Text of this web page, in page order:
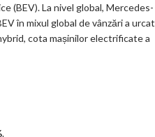
(BEV). La nivel global, Mercedes-
în mixul global de vânzări a urcat
cota mașinilor electrificate a
.